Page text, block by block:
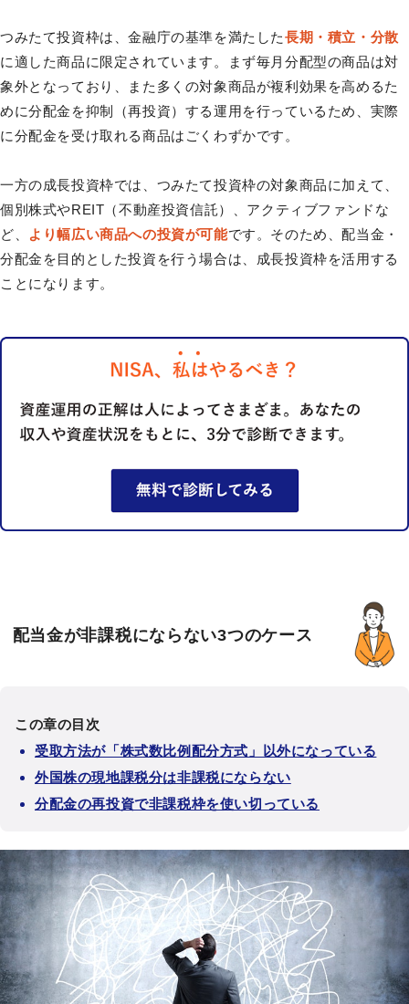
つみたて投資枠は、金融庁の基準を満たした長期・積立・分散
に適した商品に限定されています。まず毎月分配型の商品は対
象外となっており、また多くの対象商品が複利効果を高めるた
めに分配金を抑制（再投資）する運用を行っているため、実際
に分配金を受け取れる商品はごくわずかです。
一方の成長投資枠では、つみたて投資枠の対象商品に加えて、
個別株式やREIT（不動産投資信託）、アクティブファンドな
ど、
より幅広い商品への投資が可能です。そのため、配当金・
分配金を目的とした投資を行う場合は、成長投資枠を活用する
ことになります。
配当金が非課税にならない3つのケース
この章の目次
受取方法が「株式数比例配分方式」以外になっている
外国株の現地課税分は非課税にならない
分配金の再投資で非課税枠を使い切っている